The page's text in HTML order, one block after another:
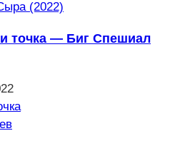
точка — Биг Спешиал